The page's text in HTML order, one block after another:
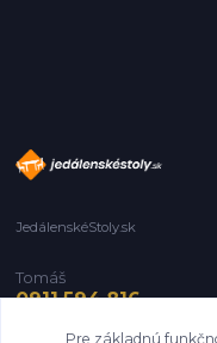
JedálenskéStoly.sk
Tomáš
0911 594 816
Pre základnú